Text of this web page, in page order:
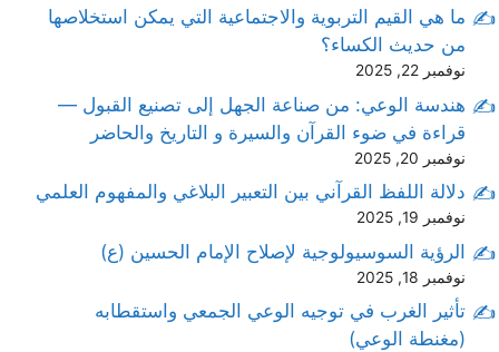
ما هي القيم التربوية والاجتماعية التي يمكن استخلاصها
من حديث الكساء؟
نوفمبر 22, 2025
هندسة الوعي: من صناعة الجهل إلى تصنيع القبول —
قراءة في ضوء القرآن والسيرة و التاريخ والحاضر
نوفمبر 20, 2025
دلالة اللفظ القرآني بين التعبير البلاغي والمفهوم العلمي
نوفمبر 19, 2025
الرؤية السوسيولوجية لإصلاح الإمام الحسين (ع)
نوفمبر 18, 2025
تأثير الغرب في توجيه الوعي الجمعي واستقطابه
(مغنطة الوعي)